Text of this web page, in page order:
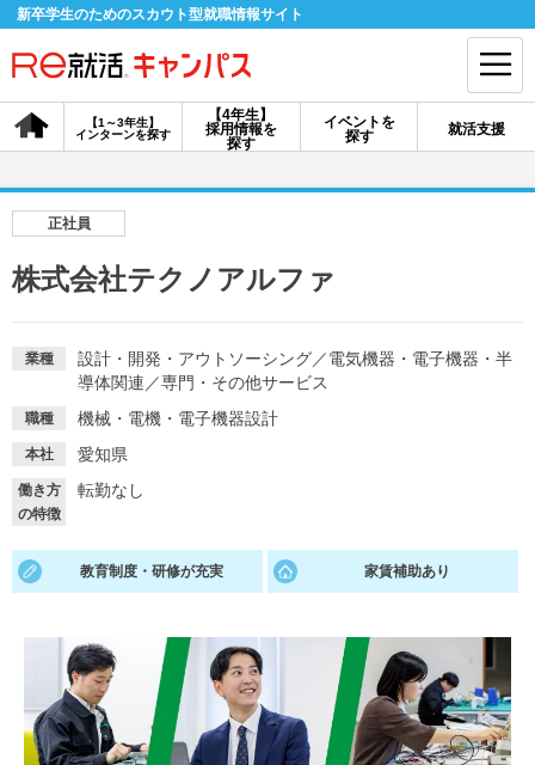
新卒学生のためのスカウト型就職情報サイト
【4年生】
採用情報を
探す
【1～3年生】
インターンを探す
イベントを
探す
就活支援
会員登録 ログイン
採用情報を探す
説明会を探す
インターンを探す
就活ノウハウ・サポート
就活支援 就活コラム
適職診断
あなたに合う仕事を診断！
就活チャンネル
動画で対策講座をチェック
就活ニュースペーパー よくある質問
正社員
株式会社テクノアルファ
業種 設計・開発・アウトソーシング／電気機器・電子機器・半
導体関連 ／専門・その他サービス
職種 機械・電機・電子機器設計
本社 愛知県
働き方
の特徴
転勤なし
教育制度・研修が充実 家賃補助あり